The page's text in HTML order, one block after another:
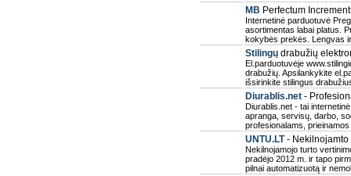
MB Perfectum
Internetinė parduotuvė
asortimentas labai platus.
kokybės prekės. Lengvas
Stilingų drabužių
El.parduotuvėje
drabužių. Apsilankykite
išsirinkite stilingus
Diurablis.net -
Diurablis.net - tai
apranga, servisų, darbo,
profesionalams,
UNTU.LT- Nekilnojamto
Nekilnojamojo turto
pradėjo 2012 m. ir tapo
pilnai automatizuotą ir